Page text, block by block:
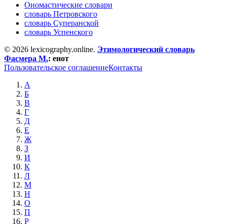
Ономастические словари
словарь Петровского
словарь Суперанской
словарь Успенского
© 2026 lexicography.online. Этимологический словарь
Фасмера М.: енот
Пользовательское соглашениеКонтакты
А
Б
В
Г
Д
Е
Ж
З
И
К
Л
М
Н
О
П
Р